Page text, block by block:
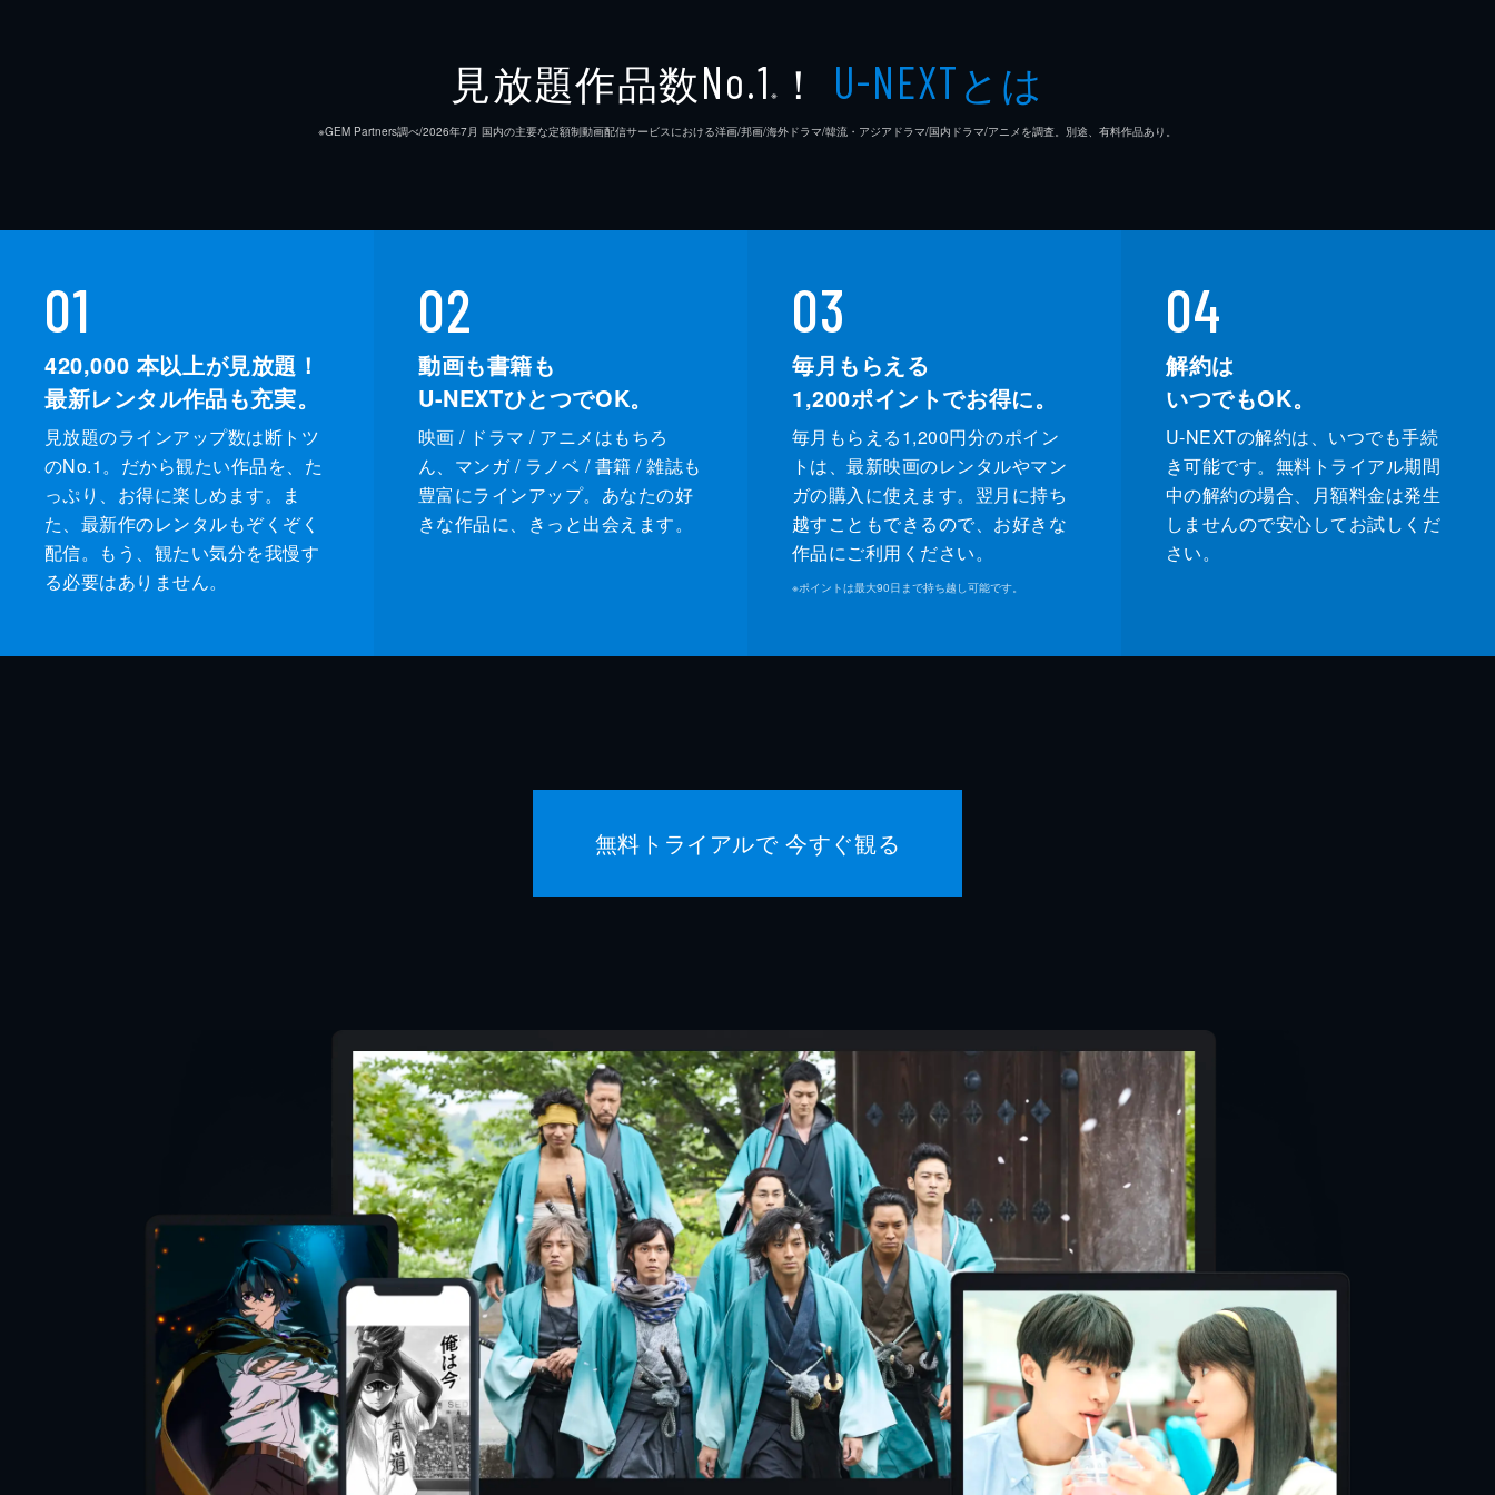
見放題作品数No.1 ※ ！ U-NEXTとは
※GEM Partners調べ/2026年7⽉ 国内の主要な定額制動画配信サービスにおける洋画/邦画/海外ドラマ/韓流・アジアドラマ/国内ドラマ/アニメを調査。別途、有料作品あり。
01
420,000 本以上が見放題！
最新レンタル作品も充実。
見放題のラインアップ数は断トツ
のNo.1。だから観たい作品を、た
っぷり、お得に楽しめます。ま
た、最新作のレンタルもぞくぞく
配信。もう、観たい気分を我慢す
る必要はありません。
02
動画も書籍も
U-NEXTひとつでOK。
映画 / ドラマ / アニメはもちろ
ん、マンガ / ラノベ / 書籍 / 雑誌も
豊富にラインアップ。あなたの好
きな作品に、きっと出会えます。
03
毎月もらえる
1,200ポイントでお得に。
毎月もらえる1,200円分のポイン
トは、最新映画のレンタルやマン
ガの購入に使えます。翌月に持ち
越すこともできるので、お好きな
作品にご利用ください。
※ポイントは最大90日まで持ち越し可能です。
04
解約は
いつでもOK。
U-NEXTの解約は、いつでも手続
き可能です。無料トライアル期間
中の解約の場合、月額料金は発生
しませんので安心してお試しくだ
さい。
無料トライアルで 今すぐ観る